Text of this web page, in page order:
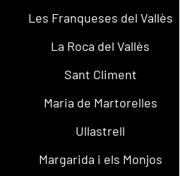
Les Franqueses del Vallès
La Roca del Vallès
Sant Climent
Maria de Martorelles
Ullastrell
Margarida i els Monjos